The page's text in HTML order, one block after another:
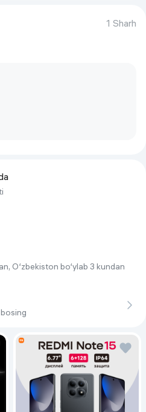
IP64
USB Type-C
5000 мАч
Galaxy Blue
1 Sharh
O‘zbekiston bo‘ylab 3 kundan